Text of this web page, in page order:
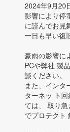
2024年9月20
影響により停
に謹んでお見
一日も早い復
豪雨の影響に
PCや弊社 製
談ください。
また、インタ
ターネッ ト
ては、 取り
でプロテクト